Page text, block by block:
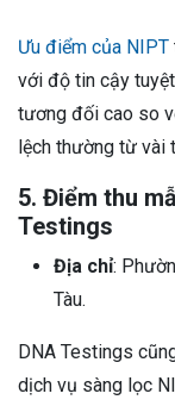
Ưu điểm của NIPT
với độ tin cậy
tương đối cao so
lệch thường từ vài
5. Điểm thu
Testings
Địa chỉ:
Tàu.
DNA Testings
dịch vụ sàng lọc